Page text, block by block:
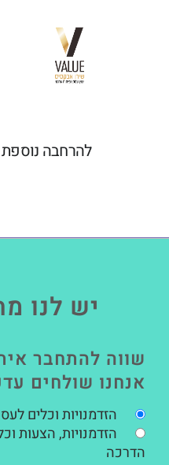
להרחבה נוספת
יש לנו
שווה להתחבר
אנחנו שולחים
הזדמנויות וכלים
הזדמנויות, הצעות
הדרכה